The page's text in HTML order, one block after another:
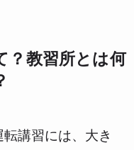
？教習所とは何
講習には、大き